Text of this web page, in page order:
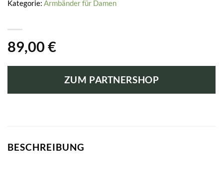
89,00 €
ZUM PARTNERSHOP
Kategorie: Armbänder für Damen
BESCHREIBUNG